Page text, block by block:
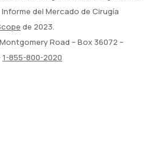
del Mercado de Cirugía
de 2023.
Road – Box 36072 –
1-855-800-2020